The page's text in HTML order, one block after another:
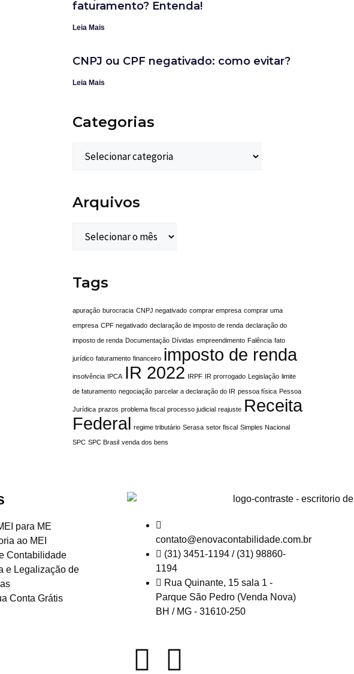
faturamento? Entenda!
Leia Mais
CNPJ ou CPF negativado: como evitar?
Leia Mais
Categorias
Arquivos
Tags
apuração burocracia CNPJ negativado comprar empresa comprar uma
empresa CPF negativado declaração de imposto de renda declaração do
imposto de renda Documentação Dívidas empreendimento Falência fato
jurídico faturamento financeiro imposto de renda
insolvência IPCA IR 2022 IRPF IR prorrogado Legislação limite
de faturamento negociação parcelar a declaração do IR pessoa física Pessoa
Jurídica prazos problema fiscal processo judicial reajuste Receita
Federal regime tributário Serasa setor fiscal Simples Nacional
SPC SPC Brasil venda dos bens
para ME
ao MEI
Contabilidade
e Legalização de
Conta Grátis
contato@enovacontabilidade.com.br
(31) 3451-1194 / (31) 98860-
1194
Rua Quinante, 15 sala 1 -
Parque São Pedro (Venda Nova)
BH / MG - 31610-250